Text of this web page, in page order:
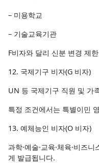
– 미용학교
– 기술교육기관
F비자와 달리 신분 변경 제
12. 국제기구 비자(G 비자)
UN 등 국제기구 직원 및 가
특정 조건에서는 특별이민
13. 예체능인 비자(O 비자)
과학·예술·교육·체육·비즈
게 발급됩니다.